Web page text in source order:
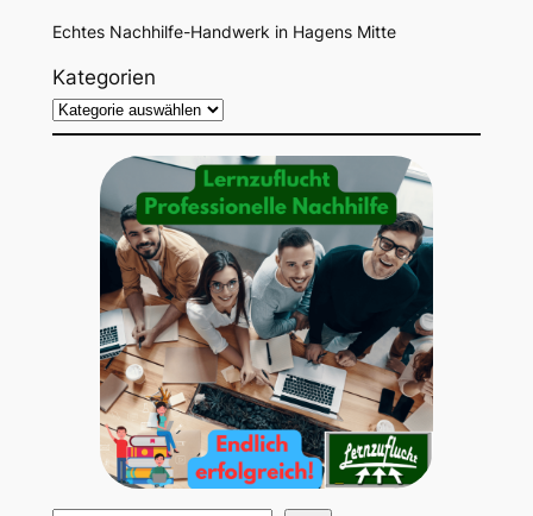
Echtes Nachhilfe-Handwerk in Hagens Mitte
Kategorien